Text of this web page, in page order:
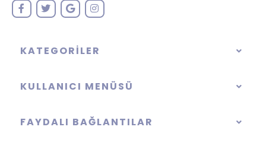
KATEGORILER
KULLANICI MENÜSÜ
FAYDALI BAĞLANTILAR